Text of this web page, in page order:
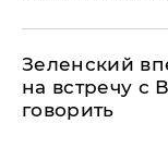
Зеленский
на встречу с
говорить